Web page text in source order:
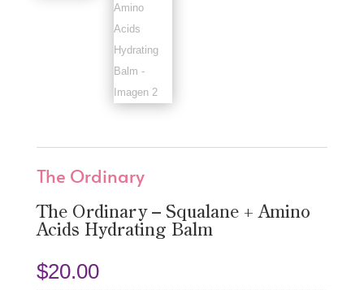
The Ordinary
The Ordinary – Squalane + Amino
Acids Hydrating Balm
$20.00